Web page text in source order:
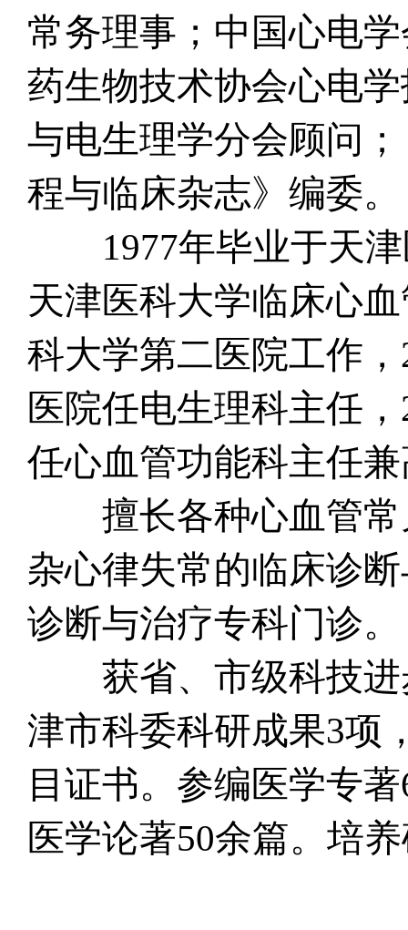
常务理事；中国心电
药生物技术协会心电
与电生理学分会顾问
程与临床杂志》编委。
1977年毕业于天津
天津医科大学临床心
科大学第二医院工作
医院任电生理科主任
任心血管功能科主任
擅长各种心血管常
杂心律失常的临床诊
诊断与治疗专科门诊。
获省、市级科技进
津市科委科研成果3项
目证书。参编医学专
医学论著50余篇。培